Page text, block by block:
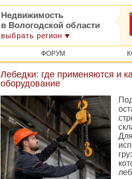
Недвижимость
в Вологодской области
выбрать регион
ФОРУМ
Лебедки: где применяются и
оборудование